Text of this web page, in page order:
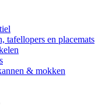
tafellopers en placemats
& mokken